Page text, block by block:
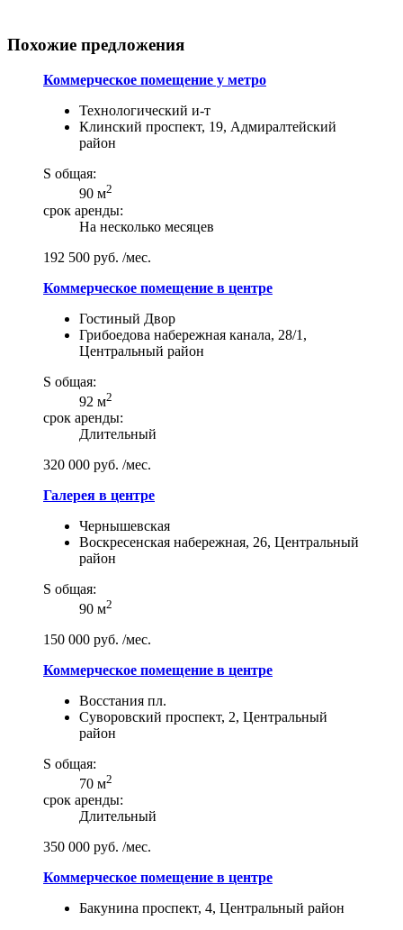
Похожие предложения
Коммерческое помещение у метро
Технологический и-т
Клинский проспект, 19, Адмиралтейский
район
S общая:
90 м2
срок аренды:
На несколько месяцев
192 500 руб. /мес.
Коммерческое помещение в центре
Гостиный Двор
Грибоедова набережная канала, 28/1,
Центральный район
S общая:
92 м2
срок аренды:
Длительный
320 000 руб. /мес.
Галерея в центре
Чернышевская
Воскресенская набережная, 26, Центральный
район
S общая:
90 м2
150 000 руб. /мес.
Коммерческое помещение в центре
Восстания пл.
Суворовский проспект, 2, Центральный
район
S общая:
70 м2
срок аренды:
Длительный
350 000 руб. /мес.
Коммерческое помещение в центре
Бакунина проспект, 4, Центральный район